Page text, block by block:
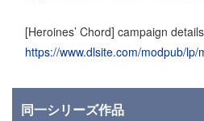
[Heroines’ Chord] campaign
https://www.dlsite.com/modpub/
同一シリーズ作品